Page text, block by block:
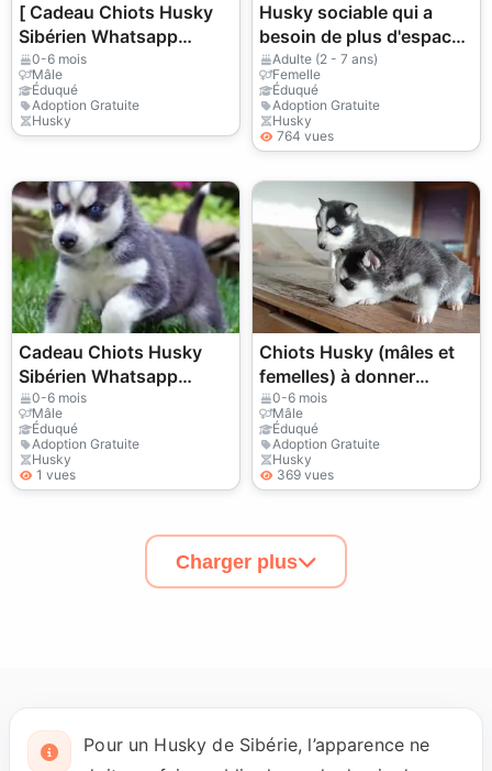
[ Cadeau Chiots Husky
Sibérien Whatsapp
(+34)611386992
0-6 mois
Mâle
Éduqué
Adoption Gratuite
Husky
Husky sociable qui a
besoin de plus d'espace
pour se dépenser.
Adulte (2 - 7 ans)
Femelle
Éduqué
Adoption Gratuite
Husky
764 vues
Cadeau Chiots Husky
Sibérien Whatsapp
(+34)611386992
0-6 mois
Mâle
Éduqué
Adoption Gratuite
Husky
1 vues
Chiots Husky (mâles et
femelles) à donner
gratuitement
0-6 mois
Mâle
Éduqué
Adoption Gratuite
Husky
369 vues
Charger plus
Pour un Husky de Sibérie, l’apparence ne